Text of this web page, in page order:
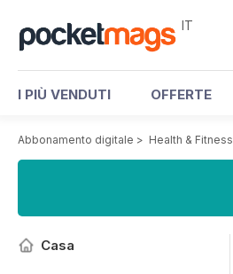
IT
I PIÙ VENDUTI OFFERTE
Abbonamento digitale > Health & Fitness
Casa